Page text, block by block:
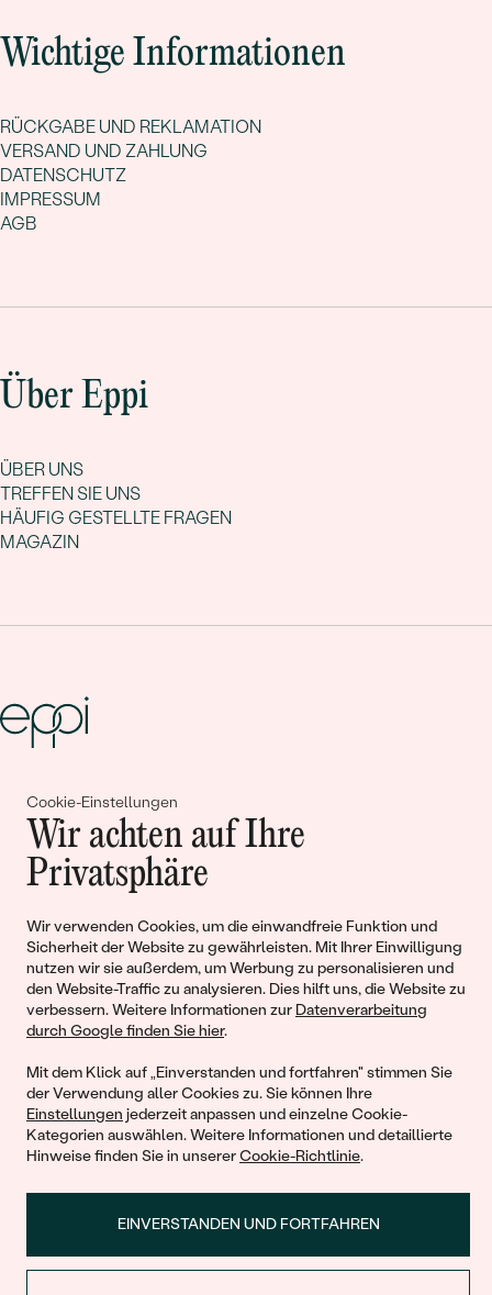
Cookie-Einstellungen
Wir achten auf Ihre
Privatsphäre
Wir verwenden Cookies, um die einwandfreie Funktion und
Sicherheit der Website zu gewährleisten. Mit Ihrer Einwilligung
nutzen wir sie außerdem, um Werbung zu personalisieren und
den Website-Traffic zu analysieren. Dies hilft uns, die Website zu
verbessern. Weitere Informationen zur Datenverarbeitung
durch Google finden Sie hier.
Mit dem Klick auf „Einverstanden und fortfahren" stimmen Sie
der Verwendung aller Cookies zu. Sie können Ihre
Einstellungen jederzeit anpassen und einzelne Cookie-
Kategorien auswählen. Weitere Informationen und detaillierte
Hinweise finden Sie in unsererCookie-Richtlinie.
EINVERSTANDEN UND FORTFAHREN
Wichtige Informationen
RÜCKGABE UND REKLAMATION
VERSAND UND ZAHLUNG
DATENSCHUTZ
IMPRESSUM
AGB
Über Eppi
ÜBER UNS
TREFFEN SIE UNS
HÄUFIG GESTELLTE FRAGEN
MAGAZIN
Gemeinsam erschaffen wir
Geschichten von Schönheit und
Liebe
Begleiten Sie uns!
© 2011 - 2026, Eppi.de